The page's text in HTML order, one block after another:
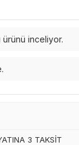
inceliyor.
3 TAKSİT